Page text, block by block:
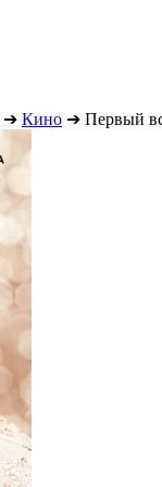
➔ Кино ➔ Первый